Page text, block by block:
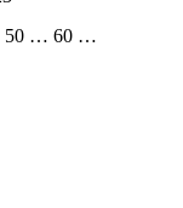
50 … 60 …